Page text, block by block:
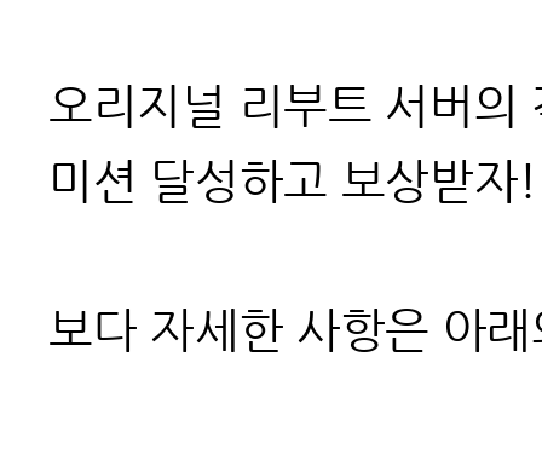
오리지널 리부트 서버
미션 달성하고 보상받
보다 자세한 사항은 아